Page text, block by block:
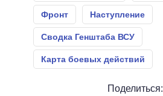
Фронт Наступление
Сводка Генштаба ВСУ
Карта боевых действий
Поделиться: